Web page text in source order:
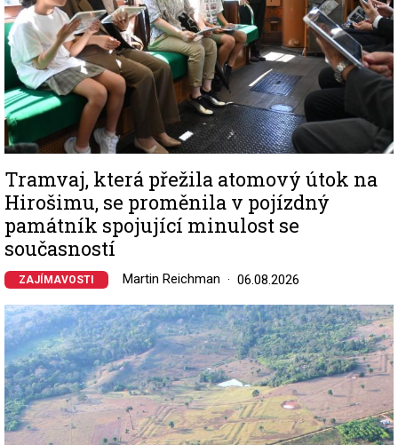
Tramvaj, která přežila atomový útok na
Hirošimu, se proměnila v pojízdný
památník spojující minulost se
současností
ZAJÍMAVOSTI Martin Reichman 06.08.2026
Image